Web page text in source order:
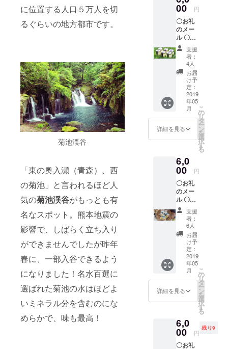
に位置する人口５万人を切
るぐらいの地方都市です。
菊池渓谷
「東の奥入瀬（青森）、西
の菊池」と言われるほど人
気の菊池渓谷がもっとも有
名なスポット。熊本地震の
影響で、しばらく立ち入り
ができませんでしたが昨年
春に、一部入谷できるよう
になりました！名水百選に
選ばれた菊池の水はほどよ
いミネラル分を含むのにな
めらかで、味も最高！
てお願
いして
おりま
す。
（日帰
りでき
る場合
は、宿
泊費は
かかり
ませ
ん） ◎
日程調
整や交
どの詳
細につ
池アー
トフェ
スティ
バル実
行委員
会、作
家本
人、支
援者の3
者で進
めさせ
ていた
だきま
す。打
ち合わ
はメー
ル・電
ます。
◎セッ
トトー
00 円
〇お礼
のメー
ル 〇オ
リジナ
ルトー
トバッ
グ 〇渡
辺商店
のグラ
フェッ
ドプリ
ン6個
支援
者：
4人
お届
け予
定：
2019
年05
月
詳細を見る
こ
の
リ
タ
ー
ン
を
選
択
す
る
6,0
00 円
〇お礼
のメー
ル 〇オ
リジナ
ルトー
トバッ
グ 〇イ
ルフォ
ルノ
ドーロ
のモ
ツァレ
ラチー
ズ3個
セット
支援
者：
6人
お届
け予
定：
2019
年05
月
詳細を見る
こ
の
リ
タ
ー
ン
を
選
択
す
る
6,0
00 円
残り9
〇お礼